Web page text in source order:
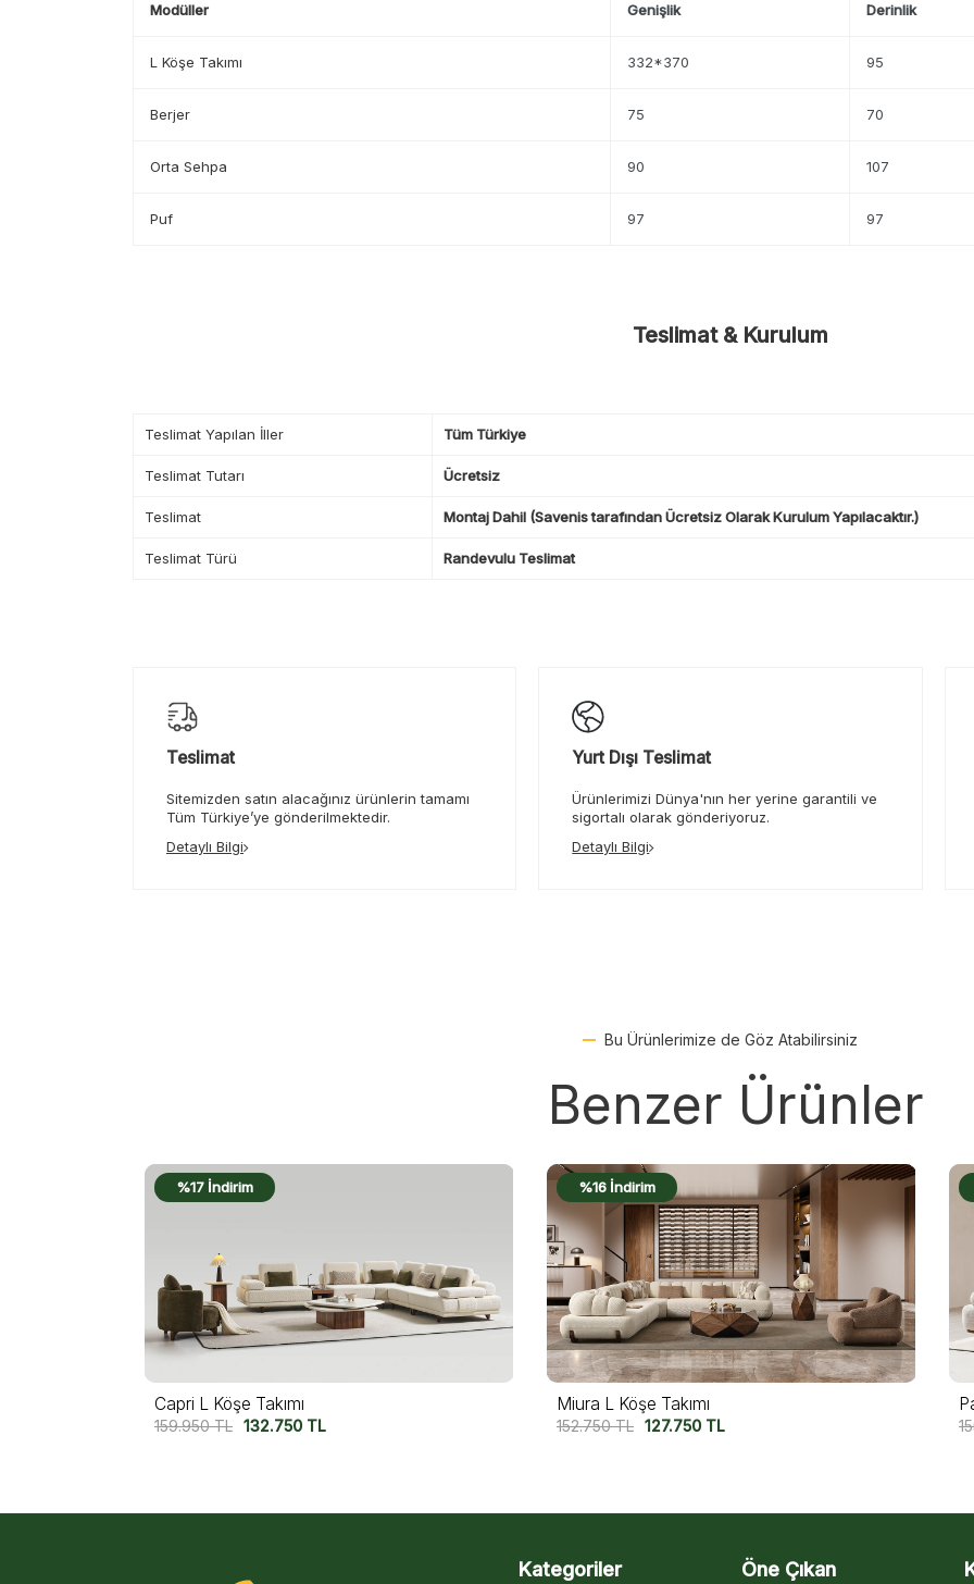
Modüller Genişlik Derinlik
L Köşe Takımı 332*370 95
Berjer 75 70
Orta Sehpa 90 107
Puf 97 97
Teslimat & Kurulum
Teslimat Yapılan İller Tüm Türkiye
Teslimat Tutarı Ücretsiz
Teslimat Montaj Dahil (Savenis tarafından Ücretsiz Olarak Kurulum Yapılacaktır.)
Teslimat Türü Randevulu Teslimat
Teslimat
Sitemizden satın alacağınız ürünlerin tamamı
Tüm Türkiye’ye gönderilmektedir.
Detaylı Bilgi
Yurt Dışı Teslimat
Ürünlerimizi Dünya'nın her yerine garantili ve
sigortalı olarak gönderiyoruz.
Detaylı Bilgi
Bu Ürünlerimize de Göz Atabilirsiniz
Benzer Ürünler
%16 İndirim
Miura L Köşe Takımı
152.750TL 127.750TL
%16 İndirim
Patre L Köşe Takımı
155.000TL 129.750 TL
Kategoriler Öne Çıkan